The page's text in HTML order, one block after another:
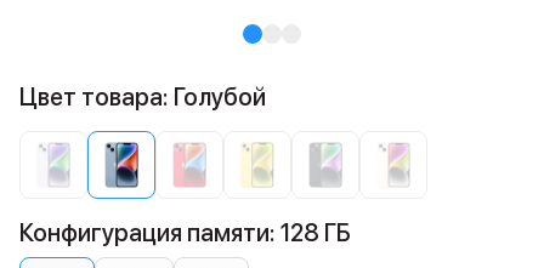
Цвет товара: Голубой
Конфигурация памяти: 128 ГБ